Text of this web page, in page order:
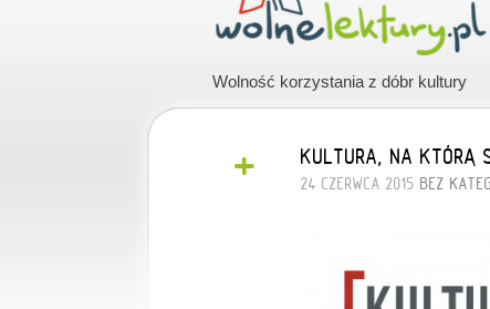
Wolność korzystania z dóbr kultury
+ KULTURA, NA KTÓRĄ
24 CZERWCA 2015 BEZ